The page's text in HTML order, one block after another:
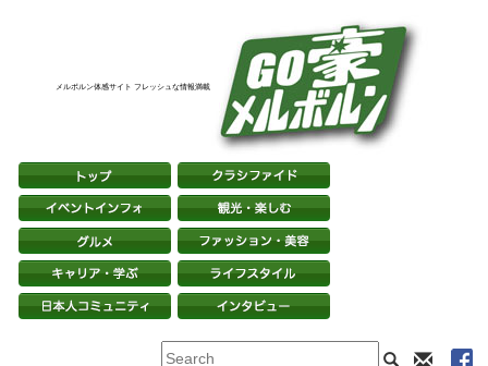
メルボルン体感サイト フレッシュな情報満載